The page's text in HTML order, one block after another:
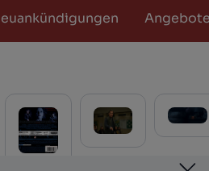
Angebote
überspringen